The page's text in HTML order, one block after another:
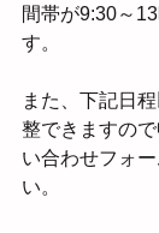
間帯が9:30～
す。
また、下記日
整できますの
い合わせフォ
い。